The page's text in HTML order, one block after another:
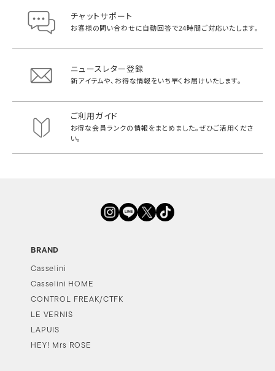
チャットサポート
お客様の問い合わせに自動回答で24時間ご対応いたします。
ニュースレター登録
新アイテムや、お得な情報をいち早く お届けいたします。
ご利用ガイド
お得な会員ランクの情報をまとめました。ぜひご活用くださ
い。
BRAND
Casselini
Casselini HOME
CONTROL FREAK/CTFK
LE VERNIS
LAPUIS
HEY! Mrs ROSE